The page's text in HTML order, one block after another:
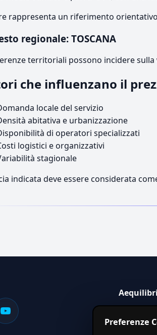
rappresenta un riferimento
regionale: TOSCANA
territoriali possono incidere
che influenzano il
locale del servizio
abitativa e urbanizzazione
di operatori specializzati
logistici e organizzativi
stagionale
indicata deve essere considerata
servizi in
Preferenze